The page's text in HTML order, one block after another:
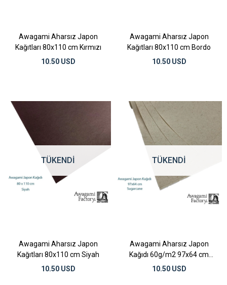
Awagami Aharsız Japon
Kağıtları 80x110 cm Kırmızı
10.50 USD
Awagami Aharsız Japon
Kağıtları 80x110 cm Bordo
10.50 USD
TÜKENDI
Awagami Aharsız Japon
Kağıtları 80x110 cm Siyah
10.50 USD
TÜKENDI
Awagami Aharsız Japon
Kağıdı 60g/m2 97x64 cm
Sugarcane
10.50 USD